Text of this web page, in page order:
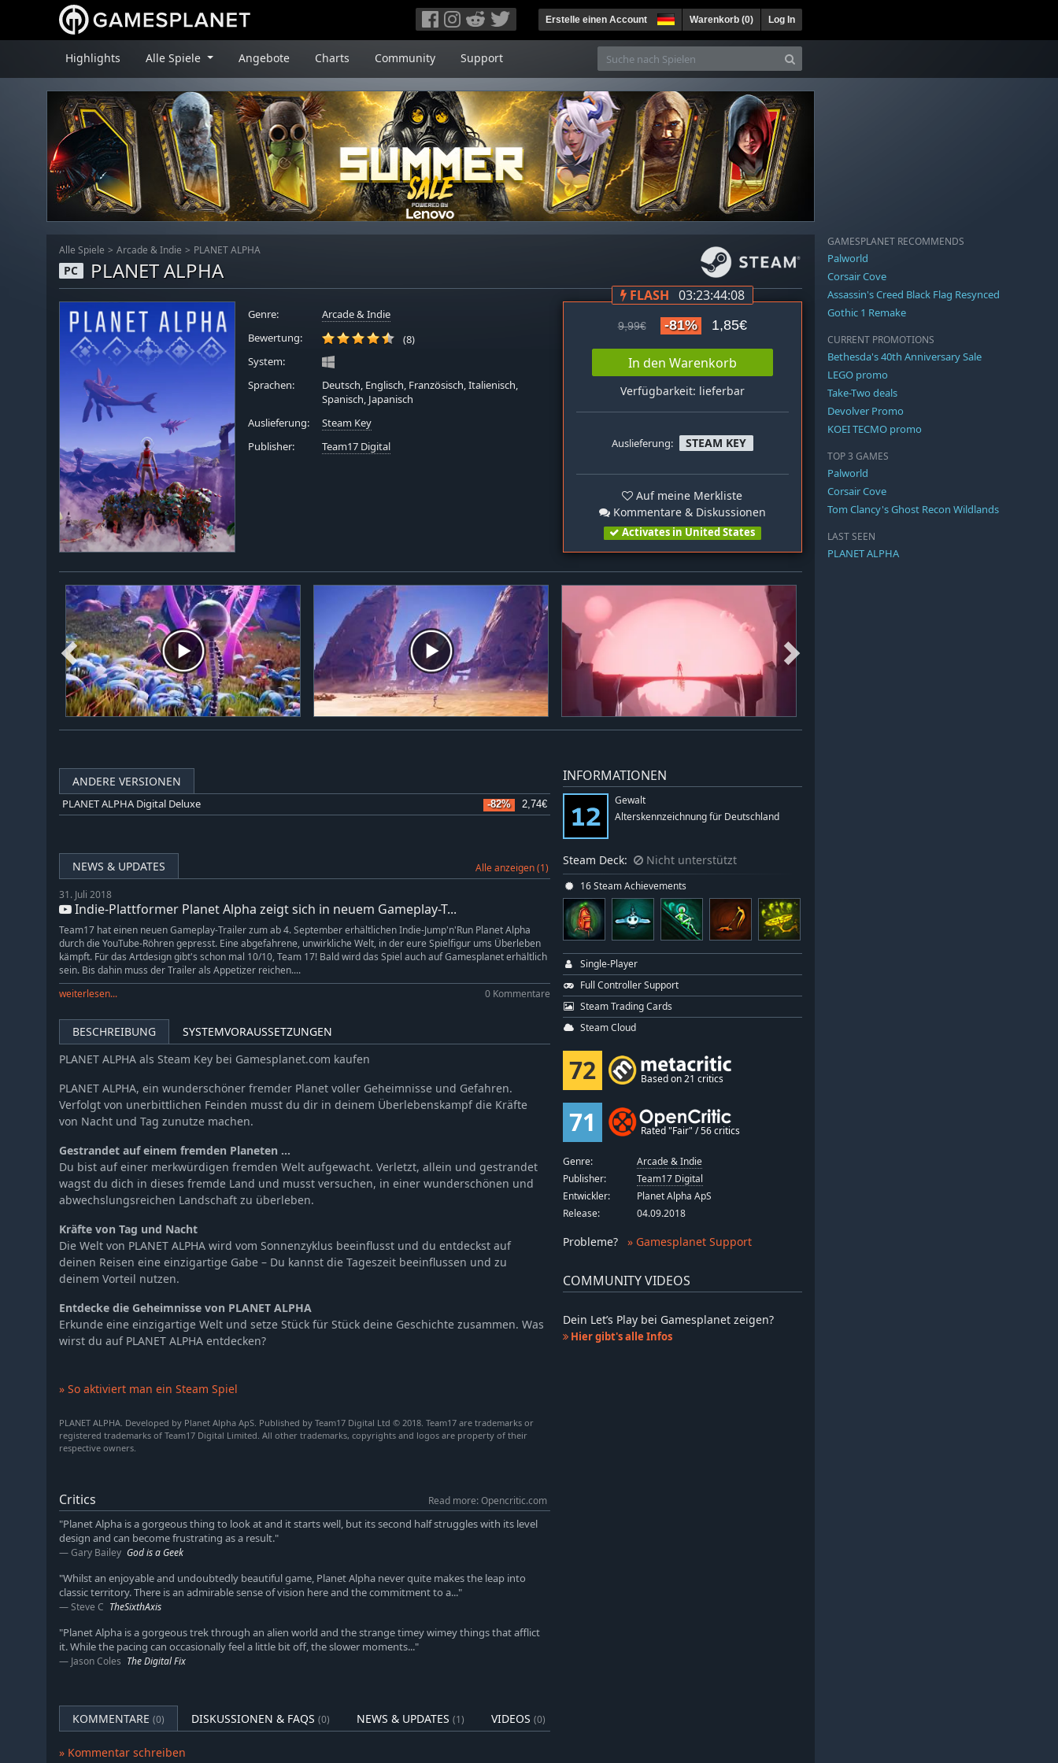
Erstelle einen Account Warenkorb (0) Log In
Highlights Alle Spiele Angebote Charts Community Support
Alle Spiele Arcade & Indie PLANET ALPHA
PC PLANET ALPHA
Genre:
Arcade & Indie
Bewertung:
(8)
System:
Sprachen:
Deutsch, Englisch, Französisch, Italienisch,
Spanisch, Japanisch
Auslieferung:
Steam Key
Publisher:
Team17 Digital
FLASH 03:23:44:08
9,99€ -81% 1,85€
In den Warenkorb
Verfügbarkeit: lieferbar
Auslieferung: STEAM KEY
Auf meine Merkliste
Kommentare & Diskussionen
Activates in United States
ANDERE VERSIONEN
PLANET ALPHA Digital Deluxe -82% 2,74€
NEWS & UPDATES Alle anzeigen (1)
31. Juli 2018
Indie-Plattformer Planet Alpha zeigt sich in neuem Gameplay-T...
Team17 hat einen neuen Gameplay-Trailer zum ab 4. September erhältlichen Indie-Jump'n'Run Planet Alpha
durch die YouTube-Röhren gepresst. Eine abgefahrene, unwirkliche Welt, in der eure Spielfigur ums Überleben
kämpft. Für das Artdesign gibt's schon mal 10/10, Team 17! Bald wird das Spiel auch auf Gamesplanet erhältlich
sein. Bis dahin muss der Trailer als Appetizer reichen....
weiterlesen...
0 Kommentare
BESCHREIBUNG
SYSTEMVORAUSSETZUNGEN
PLANET ALPHA als Steam Key bei Gamesplanet.com kaufen
PLANET ALPHA, ein wunderschöner fremder Planet voller Geheimnisse und Gefahren.
Verfolgt von unerbittlichen Feinden musst du dir in deinem Überlebenskampf die Kräfte
von Nacht und Tag zunutze machen.
Gestrandet auf einem fremden Planeten ...
Du bist auf einer merkwürdigen fremden Welt aufgewacht. Verletzt, allein und gestrandet
wagst du dich in dieses fremde Land und musst versuchen, in einer wunderschönen und
abwechslungsreichen Landschaft zu überleben.
Kräfte von Tag und Nacht
Die Welt von PLANET ALPHA wird vom Sonnenzyklus beeinflusst und du entdeckst auf
deinen Reisen eine einzigartige Gabe – Du kannst die Tageszeit beeinflussen und zu
deinem Vorteil nutzen.
Entdecke die Geheimnisse von PLANET ALPHA
Erkunde eine einzigartige Welt und setze Stück für Stück deine Geschichte zusammen. Was
wirst du auf PLANET ALPHA entdecken?
» So aktiviert man ein Steam Spiel
PLANET ALPHA. Developed by Planet Alpha ApS. Published by Team17 Digital Ltd © 2018. Team17 are trademarks or
registered trademarks of Team17 Digital Limited. All other trademarks, copyrights and logos are property of their
respective owners.
Critics
Read more: Opencritic.com
"Planet Alpha is a gorgeous thing to look at and it starts well, but its second half struggles with its level
design and can become frustrating as a result."
Gary Bailey God is a Geek
"Whilst an enjoyable and undoubtedly beautiful game, Planet Alpha never quite makes the leap into
classic territory. There is an admirable sense of vision here and the commitment to a..."
Steve C TheSixthAxis
"Planet Alpha is a gorgeous trek through an alien world and the strange timey wimey things that afflict
it. While the pacing can occasionally feel a little bit off, the slower moments..."
Jason Coles The Digital Fix
KOMMENTARE (0) DISKUSSIONEN & FAQS (0) NEWS & UPDATES (1) VIDEOS (0)
» Kommentar schreiben
INFORMATIONEN
Gewalt
Alterskennzeichnung für Deutschland
Steam Deck: Nicht unterstützt
16 Steam Achievements
Single-Player
Full Controller Support
Steam Trading Cards
Steam Cloud
72 Based on 21 critics
71 Rated "Fair" / 56 critics
Genre:
Arcade & Indie
Publisher:
Team17 Digital
Entwickler:
Planet Alpha ApS
Release:
04.09.2018
Probleme? » Gamesplanet Support
COMMUNITY VIDEOS
Dein Let’s Play bei Gamesplanet zeigen?
Hier gibt's alle Infos
GAMESPLANET RECOMMENDS
Palworld
Corsair Cove
Assassin's Creed Black Flag Resynced
Gothic 1 Remake
CURRENT PROMOTIONS
Bethesda's 40th Anniversary Sale
LEGO promo
Take-Two deals
Devolver Promo
KOEI TECMO promo
TOP 3 GAMES
Palworld
Corsair Cove
Tom Clancy's Ghost Recon Wildlands
LAST SEEN
PLANET ALPHA